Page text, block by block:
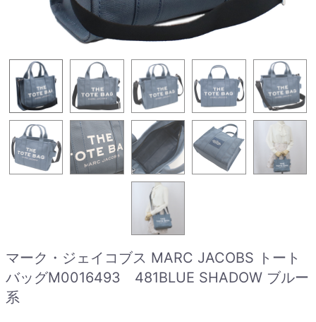
マーク・ジェイコブス MARC JACOBS トート
バッグM0016493 481BLUE SHADOW ブルー
系